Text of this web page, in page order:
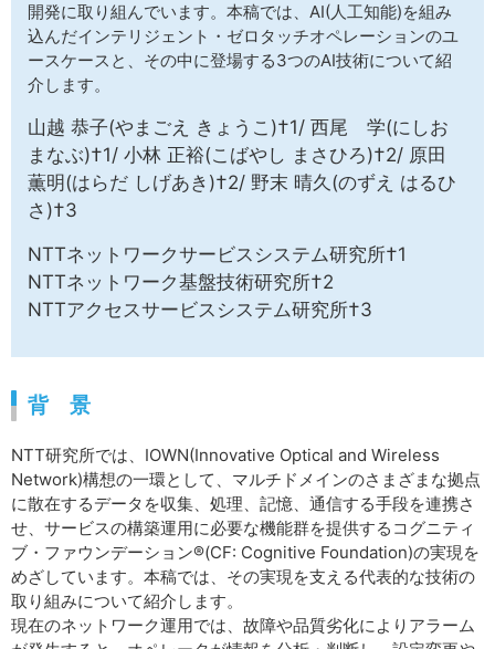
開発に取り組んでいます。本稿では、AI(人工知能)を組み
込んだインテリジェント・ゼロタッチオペレーションのユ
ースケースと、その中に登場する3つのAI技術について紹
介します。
山越 恭子(やまごえ きょうこ)†1/ 西尾 学(にしお
まなぶ)†1/ 小林 正裕(こばやし まさひろ)†2/ 原田
薫明(はらだ しげあき)†2/ 野末 晴久(のずえ はるひ
さ)†3
NTTネットワークサービスシステム研究所†1
NTTネットワーク基盤技術研究所†2
NTTアクセスサービスシステム研究所†3
背 景
NTT研究所では、IOWN(Innovative Optical and Wireless
Network)構想の一環として、マルチドメインのさまざまな拠点
に散在するデータを収集、処理、記憶、通信する手段を連携さ
せ、サービスの構築運用に必要な機能群を提供するコグニティ
ブ・ファウンデーション®(CF: Cognitive Foundation)の実現を
めざしています。本稿では、その実現を支える代表的な技術の
取り組みについて紹介します。
現在のネットワーク運用では、故障や品質劣化によりアラーム